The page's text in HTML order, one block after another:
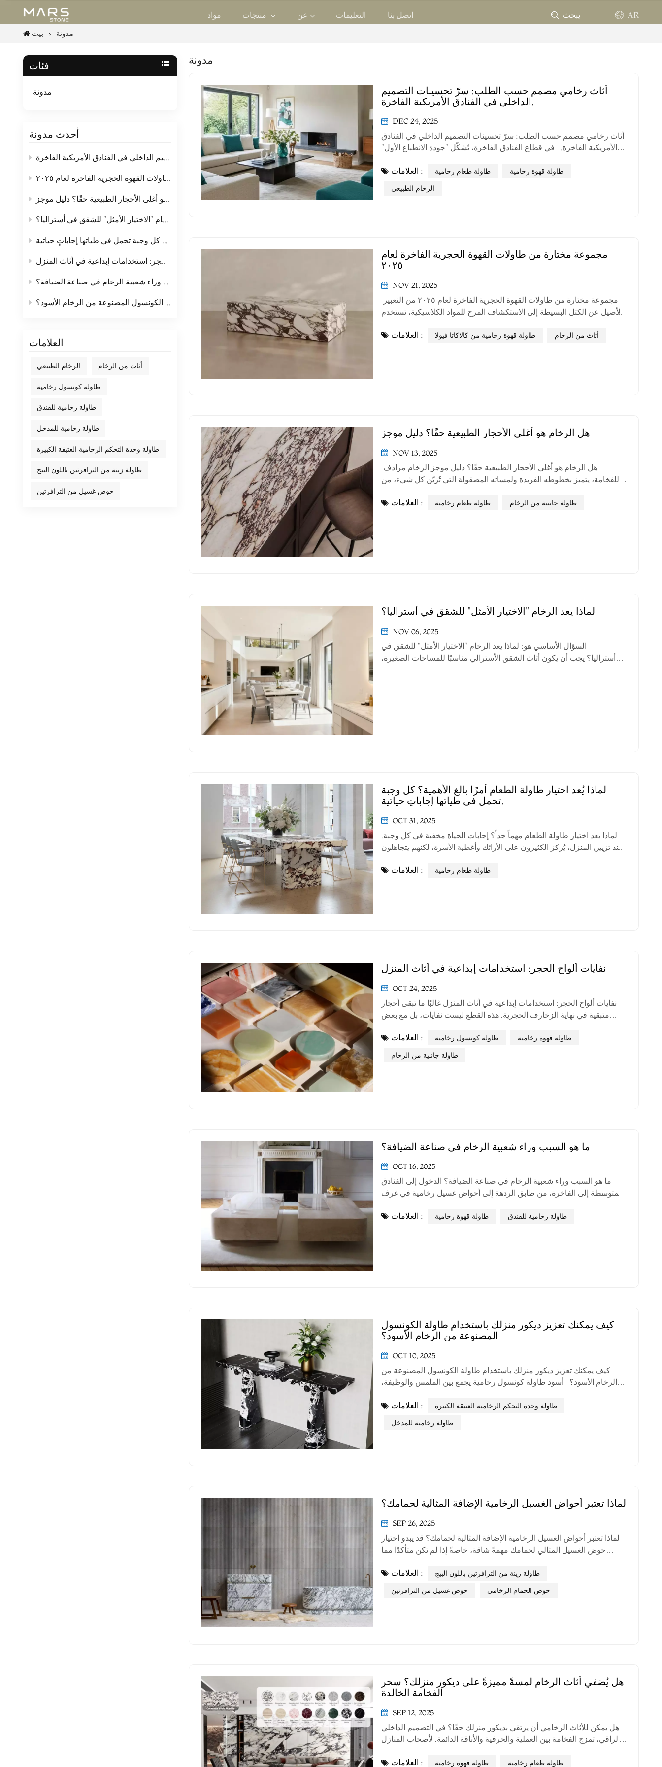
مواد عن التعليمات اتصل بنا يبحث AR
بيت مدونة
فئات
مدونة
أحدث مدونة
أثاث رخامي مصمم حسب الطلب: سرّ تحسينات التصميم الداخلي في الفنادق الأمريكية الفاخرة.
مجموعة مختارة من طاولات القهوة الحجرية الفاخرة لعام ٢٠٢٥
هل الرخام هو أغلى الأحجار الطبيعية حقًا؟ دليل موجز
لماذا يعد الرخام "الاختيار الأمثل" للشقق في أستراليا؟
لماذا يُعد اختيار طاولة الطعام أمرًا بالغ الأهمية؟ كل وجبة تحمل في طياتها إجاباتٍ حياتية.
نفايات ألواح الحجر: استخدامات إبداعية في أثاث المنزل
ما هو السبب وراء شعبية الرخام في صناعة الضيافة؟
كيف يمكنك تعزيز ديكور منزلك باستخدام طاولة الكونسول المصنوعة من الرخام الأسود؟
العلامات
الرخام الطبيعي أثاث من الرخام
طاولة كونسول رخامية
طاولة رخامية للفندق
طاولة رخامية للمدخل
طاولة وحدة التحكم الرخامية العتيقة الكبيرة
طاولة زينة من الترافرتين باللون البيج
حوض غسيل من الترافرتين
مدونة
أثاث رخامي مصمم حسب الطلب: سرّ تحسينات التصميم
الداخلي في الفنادق الأمريكية الفاخرة.
DEC 24, 2025
أثاث رخامي مصمم حسب الطلب: سرّ تحسينات التصميم الداخلي في الفنادق
الأمريكية الفاخرة. في قطاع الفنادق الفاخرة، تُشكّل "جودة الانطباع الأول"
الفاخرة. وتعتمد أفضل الفنادق والمنتجعات وأماكن الإقامة الفاخرة في
الولايات المتحد...
العلامات : طاولة طعام رخامية
طاولة قهوة رخامية
الرخام الطبيعي
مجموعة مختارة من طاولات القهوة الحجرية الفاخرة لعام
٢٠٢٥
NOV 21, 2025
الأصيل عن الكتل البسيطة إلى الاستكشاف المرح للمواد الكلاسيكية، تستخدم
باستمرار حدود الملمس والأسلوب. تُجسّد القطع الثلاث المختارة التالية حوارًا
العلامات : طاولة قهوة رخامية من كالاكاتا فيولا أثاث من الرخام
هل الرخام هو أغلى الأحجار الطبيعية حقًا؟ دليل موجز
NOV 13, 2025
للفخامة، يتميز بخطوطه الفريدة ولمساته المصقولة التي تُزيّن كل شيء، من
الطبيعية، أم أن هناك بدائل أكثر تميزًا؟ في إلسا هوم آند بيوتي، نختار رخامًا
العلامات : طاولة طعام رخامية طاولة جانبية من الرخام
لماذا يعد الرخام "الاختيار الأمثل" للشقق في أستراليا؟
NOV 06, 2025
السؤال الأساسي هو: لماذا يعد الرخام "الاختيار الأمثل" للشقق في
أستراليا؟ يجب أن يكون أثاث الشقق الأسترالي مناسبًا للمساحات الصغيرة،
لماذا يُعد اختيار طاولة الطعام أمرًا بالغ الأهمية؟ كل وجبة
تحمل في طياتها إجاباتٍ حياتية.
OCT 31, 2025
لماذا يعد اختيار طاولة الطعام مهماً جداً؟ إجابات الحياة مخفية في كل وجبة.
عند تزيين المنزل، يُركز الكثيرون على الأرائك وأغطية الأسرة، لكنهم يتجاهلون
طعامهم. بصفتنا مصنعًا للأثاث الرخامي، شهدنا عائلاتٍ لا تُحصى تُحسّن سعادتها
العلامات : طاولة طعام رخامية
نفايات ألواح الحجر: استخدامات إبداعية في أثاث المنزل
OCT 24, 2025
نفايات ألواح الحجر: استخدامات إبداعية في أثاث المنزل غالبًا ما تبقى أحجار
متبقية في نهاية الزخارف الحجرية. هذه القطع ليست نفايات، بل مع بعض
يلي طرق محددة لاستخدامها. ١. بقايا صغيرة: صنع قطع ديكور منزلية
رائعةتعتبر المواد المتب...
العلامات : طاولة كونسول رخامية
طاولة قهوة رخامية
طاولة جانبية من الرخام
ما هو السبب وراء شعبية الرخام في صناعة الضيافة؟
OCT 16, 2025
ما هو السبب وراء شعبية الرخام في صناعة الضيافة؟ الدخول إلى الفنادق
المتوسطة إلى الفاخرة، من طابق الردهة إلى أحواض غسيل رخامية في غرف
مكان. ويكمن سرّ اختياره كخامة مفضلة للفنادق الفاخرة في ملاءمته الدقيقة
العلامات : طاولة قهوة رخامية طاولة رخامية للفندق
كيف يمكنك تعزيز ديكور منزلك باستخدام طاولة الكونسول
المصنوعة من الرخام الأسود؟
OCT 10, 2025
كيف يمكنك تعزيز ديكور منزلك باستخدام طاولة الكونسول المصنوعة من
الرخام الأسود؟ أسود طاولة كونسول رخامية يجمع بين الملمس والوظيفة،
العلامات :
طاولة وحدة التحكم الرخامية العتيقة الكبيرة
طاولة رخامية للمدخل
لماذا تعتبر أحواض الغسيل الرخامية الإضافة المثالية لحمامك؟
SEP 26, 2025
لماذا تعتبر أحواض الغسيل الرخامية الإضافة المثالية لحمامك؟ قد يبدو اختيار
حوض الغسيل المثالي لحمامك مهمةً شاقة، خاصةً إذا لم تكن متأكدًا مما
عمله، ومدى ملاءمته لمساحتك، ومدى توافقه مع ذوقك. لمساعدتك في اتخاذ
القرار، دعنا نوضح...
العلامات :
طاولة زينة من الترافرتين باللون البيج
حوض غسيل من الترافرتين
حوض الحمام الرخامي
هل يُضفي أثاث الرخام لمسةً مميزةً على ديكور منزلك؟ سحر
الفخامة الخالدة
SEP 12, 2025
هل يمكن للأثاث الرخامي أن يرتقي بديكور منزلك حقًا؟ في التصميم الداخلي
الراقي، تمزج الفخامة بين العملية والحرفية والأناقة الدائمة. لأصحاب المنازل
خيارٌ مثالي، يمزج بسلاسة بين الأناقة الكلاسيكية والذوق المعاصر. سواءً في
العلامات : طاولة قهوة رخامية طاولة طعام رخامية